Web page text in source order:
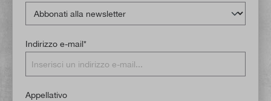
Indirizzo e-mail*
Appellativo